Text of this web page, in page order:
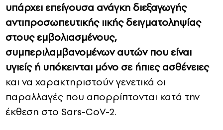
υπάρχει επείγουσα ανάγκη διεξαγωγής
αντιπροσωπευτικής ιικής δειγματοληψίας
στους εμβολιασμένους,
συμπεριλαμβανομένων αυτών που είναι
υγιείς ή υπόκεινται μόνο σε ήπιες ασθένειες
και να χαρακτηριστούν γενετικά οι
παραλλαγές που απορρίπτονται κατά την
έκθεση στο Sars-CoV-2.